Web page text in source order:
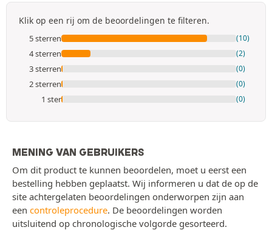
Klik op een rij om de beoordelingen te filteren.
5 sterren (10)
4 sterren (2)
3 sterren (0)
2 sterren (0)
1 ster (0)
MENING VAN GEBRUIKERS
Om dit product te kunnen beoordelen, moet u eerst een
bestelling hebben geplaatst. Wij informeren u dat de op de
site achtergelaten beoordelingen onderworpen zijn aan
een controleprocedure. De beoordelingen worden
uitsluitend op chronologische volgorde gesorteerd.